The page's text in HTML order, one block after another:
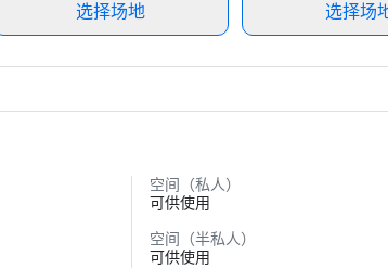
选择场地 选择场
空间（私人）
可供使用
空间（半私人）
可供使用